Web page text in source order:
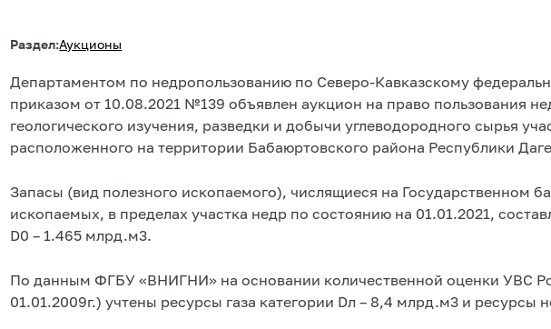
Раздел:Аукционы
Департаментом по недропользованию по Северо-Кавказскому
приказом от 10.08.2021 №139 объявлен аукцион на право пользования
геологического изучения, разведки и добычи углеводородного сырья
расположенного на территории Бабаюртовского района Республики
Запасы (вид полезного ископаемого), числящиеся на Государственном
ископаемых, в пределах участка недр по состоянию на 01.01.2021,
D0 – 1.465 млрд.м3.
По данным ФГБУ «ВНИГНИ» на основании количественной оценки УВС
01.01.2009г.) учтены ресурсы газа категории Dл – 8,4 млрд.м3 и ресурсы